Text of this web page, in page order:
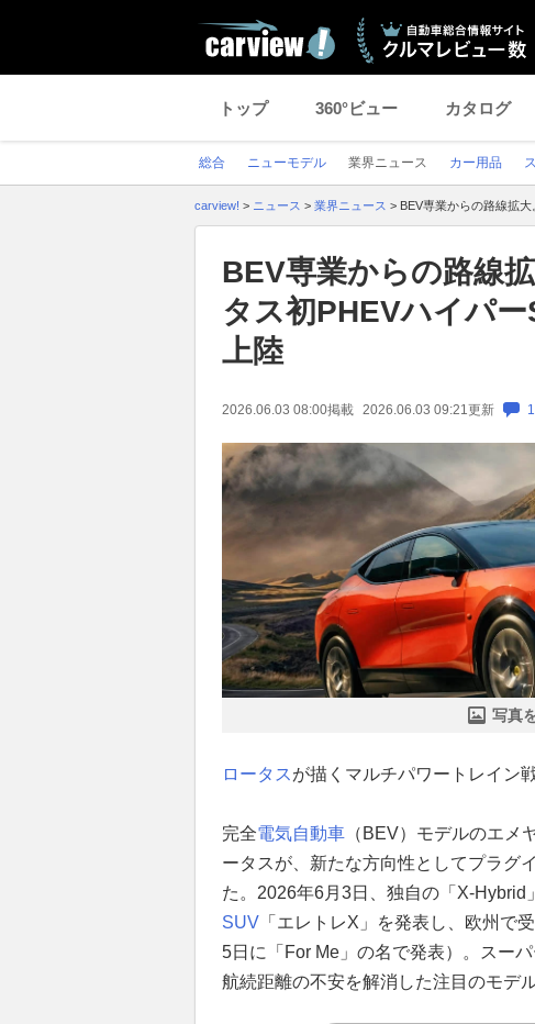
トップ 360°ビュー カタログ
総合 ニューモデル 業界ニュース カー用品
carview! > ニュース > 業界ニュース > BEV専業からの路線拡
BEV専業からの路線
タス初PHEVハイパ
上陸
2026.06.03 08:00掲載 2026.06.03 09:21 更新 1
写真
ロータス が描くマルチパワートレイン
完全電気自動車 （BEV）モデルのエメ
ータスが、新たな方向性としてプラグ
た。2026年6月3日、独自の「X-
SUV 「エレトレX」を発表し、欧州で
5日に「For Me」の名で発表）。スー
航続距離の不安を解消した注目のモデ